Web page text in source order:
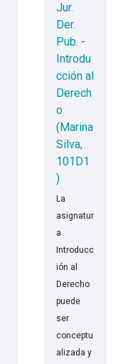
Jur.
Der.
Pub. -
Introdu
cción al
Derech
o
(Marina
Silva,
101D1
)
La
asignatur
a
Introducc
ión al
Derecho
puede
ser
conceptu
alizada y